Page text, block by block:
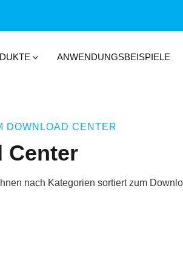
ANWENDUNGSBEISPIELE
DOWNLOAD CENTER
Center
nach Kategorien sortiert zum